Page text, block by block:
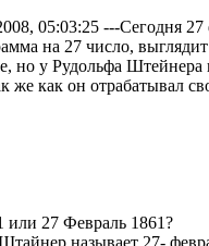
05:03:25 ---Сегодня
на 27 число,
но у Рудольфа
же как он отрабатывал
или 27 Февраль 1861?
называет 27-